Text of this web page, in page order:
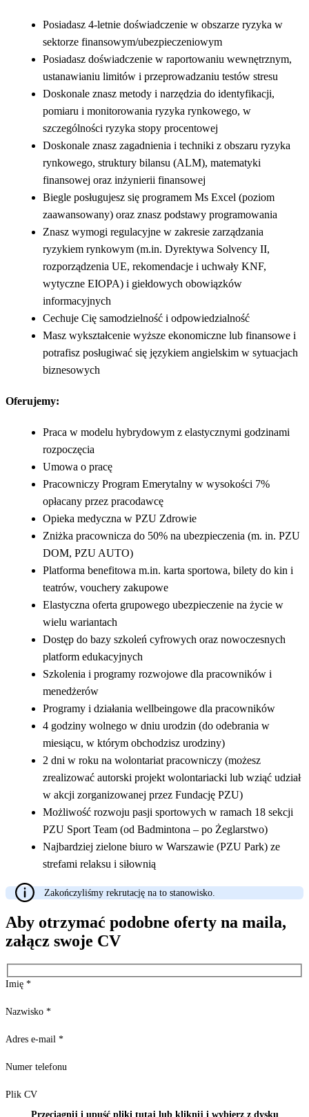
Posiadasz 4-letnie doświadczenie w obszarze ryzyka w
sektorze finansowym/ubezpieczeniowym
Posiadasz doświadczenie w raportowaniu wewnętrznym,
ustanawianiu limitów i przeprowadzaniu testów stresu
Doskonale znasz metody i narzędzia do identyfikacji,
pomiaru i monitorowania ryzyka rynkowego, w
szczególności ryzyka stopy procentowej
Doskonale znasz zagadnienia i techniki z obszaru ryzyka
rynkowego, struktury bilansu (ALM), matematyki
finansowej oraz inżynierii finansowej
Biegle posługujesz się programem Ms Excel (poziom
zaawansowany) oraz znasz podstawy programowania
Znasz wymogi regulacyjne w zakresie zarządzania
ryzykiem rynkowym (m.in. Dyrektywa Solvency II,
rozporządzenia UE, rekomendacje i uchwały KNF,
wytyczne EIOPA) i giełdowych obowiązków
informacyjnych
Cechuje Cię samodzielność i odpowiedzialność
Masz wykształcenie wyższe ekonomiczne lub finansowe i
potrafisz posługiwać się językiem angielskim w sytuacjach
biznesowych
Oferujemy:
Praca w modelu hybrydowym z elastycznymi godzinami
rozpoczęcia
Umowa o pracę
Pracowniczy Program Emerytalny w wysokości 7%
opłacany przez pracodawcę
Opieka medyczna w PZU Zdrowie
Zniżka pracownicza do 50% na ubezpieczenia (m. in. PZU
DOM, PZU AUTO)
Platforma benefitowa m.in. karta sportowa, bilety do kin i
teatrów, vouchery zakupowe
Elastyczna oferta grupowego ubezpieczenie na życie w
wielu wariantach
Dostęp do bazy szkoleń cyfrowych oraz nowoczesnych
platform edukacyjnych
Szkolenia i programy rozwojowe dla pracowników i
menedżerów
Programy i działania wellbeingowe dla pracowników
4 godziny wolnego w dniu urodzin (do odebrania w
miesiącu, w którym obchodzisz urodziny)
2 dni w roku na wolontariat pracowniczy (możesz
zrealizować autorski projekt wolontariacki lub wziąć udział
w akcji zorganizowanej przez Fundację PZU)
Możliwość rozwoju pasji sportowych w ramach 18 sekcji
PZU Sport Team (od Badmintona – po Żeglarstwo)
Najbardziej zielone biuro w Warszawie (PZU Park) ze
strefami relaksu i siłownią
Zakończyliśmy rekrutację na to stanowisko.
Aby otrzymać podobne oferty na maila,
załącz swoje CV
Imię *
Nazwisko *
Adres e-mail *
Numer telefonu
Plik CV
Przeciągnij i upuść pliki tutaj lub kliknij i wybierz z dysku